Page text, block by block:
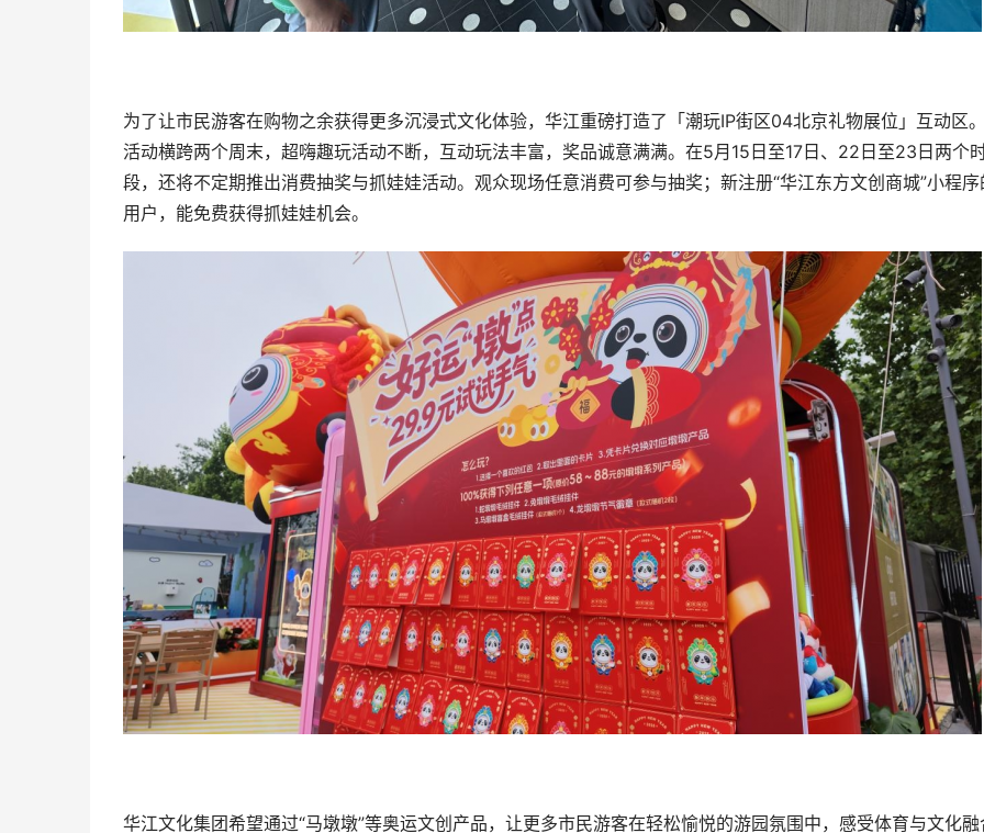
为了让市民游客在购物之余获得更多沉浸式文化体验，华江重磅打造了「潮玩IP街区04北京礼物展位」互动区
活动横跨两个周末，超嗨趣玩活动不断，互动玩法丰富，奖品诚意满满。在5月15日至17日、22日至23日两个
段，还将不定期推出消费抽奖与抓娃娃活动。观众现场任意消费可参与抽奖；新注册“华江东方文创商城”小程序
用户，能免费获得抓娃娃机会。
华江文化集团希望通过“马墩墩”等奥运文创产品，让更多市民游客在轻松愉悦的游园氛围中，感受体育与文化融